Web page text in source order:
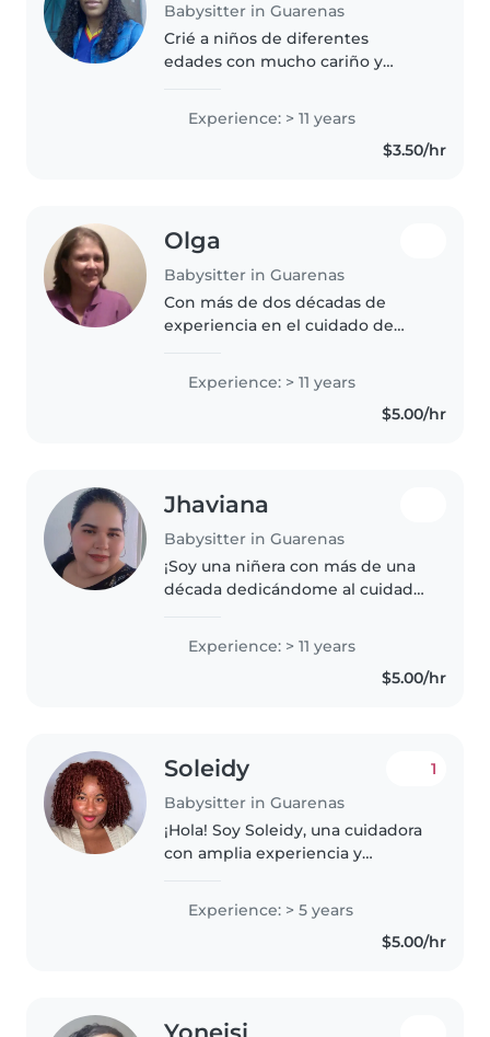
Babysitter in Guarenas
Crié a niños de diferentes
edades con mucho cariño y
Educación integral, tengo 11 años
de experiencia como niñera. Me
Experience: > 11 years
$3.50/hr
Olga
Babysitter in Guarenas
Con más de dos décadas de
experiencia en el cuidado de
con niños pequeños,
preescolares y escolares. Soy
Licenciada en Educación Inicial y
Experience: > 11 years
$5.00/hr
Jhaviana
Babysitter in Guarenas
¡Soy una niñera con más de una
década dedicándome al cuidado
niños desde bebés hasta
preescolares, con actividades
creativas, música y lectura. Me
Experience: > 11 years
$5.00/hr
Soleidy
Babysitter in Guarenas
1
¡Hola! Soy Soleidy, una cuidadora
con amplia experiencia y
He trabajado en centros
maternales atendiendo a niños
Experience: > 5 years
$5.00/hr